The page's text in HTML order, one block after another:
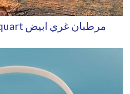
White GLue quart مرطبان غري ابيض